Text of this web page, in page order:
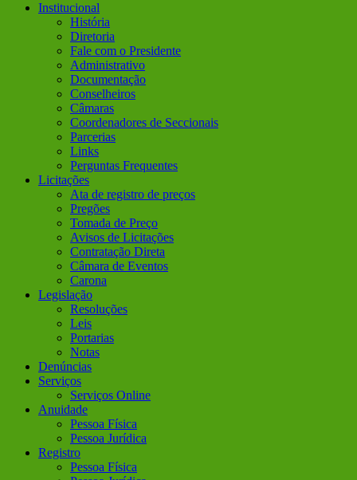
Institucional
História
Diretoria
Fale com o Presidente
Administrativo
Documentação
Conselheiros
Câmaras
Coordenadores de Seccionais
Parcerias
Links
Perguntas Frequentes
Licitações
Ata de registro de preços
Pregões
Tomada de Preço
Avisos de Licitações
Contratação Direta
Câmara de Eventos
Carona
Legislação
Resoluções
Leis
Portarias
Notas
Denúncias
Serviços
Serviços Online
Anuidade
Pessoa Física
Pessoa Jurídica
Registro
Pessoa Física